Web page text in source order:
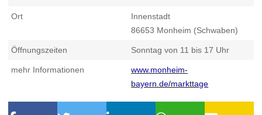
Ort
Innenstadt
86653 Monheim (Schwaben)
Öffnungszeiten Sonntag von 11 bis 17 Uhr
mehr Informationen
www.monheim-
bayern.de/markttage